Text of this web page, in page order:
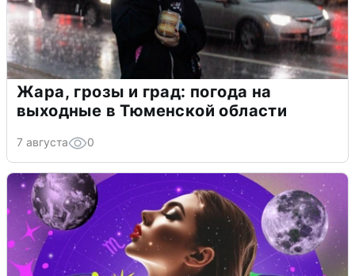
Жара, грозы и град: погода на
выходные в Тюменской области
7 августа 0